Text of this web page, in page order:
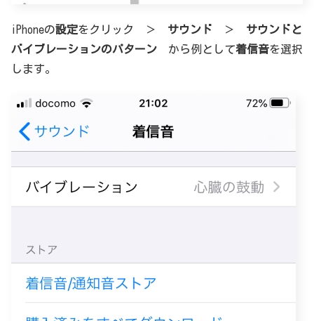
iPhoneの設定をクリック ＞ サウンド ＞ サウンドと
バイブレーションのパターン から例として着信音を選択
します。